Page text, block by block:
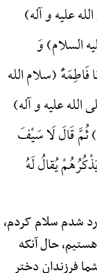
علیه و آله)
السلام) وَ
فَاطِمَهًَْ (سلام الله
علیه و آله)
ثُمَّ قَالَ لَا سَیْفَ
یُقالُ لَهُ
شدم سلام کردم،
حال آنکه
فرزندان دختر